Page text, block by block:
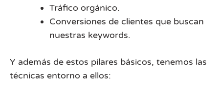
Tráfico orgánico.
Conversiones de clientes que buscan
nuestras keywords.
Y además de estos pilares básicos, tenemos las
técnicas entorno a ellos: